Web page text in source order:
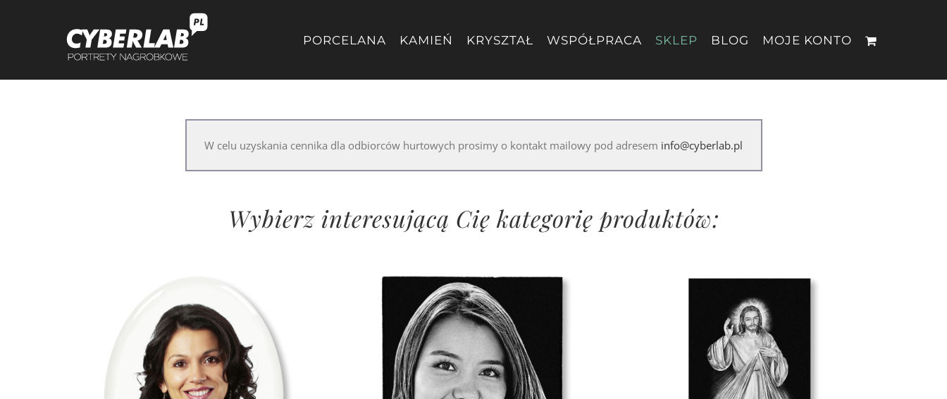
PORCELANA KAMIEŃ KRYSZTAŁ WSPÓŁPRACA SKLEP BLOG MOJE KONTO
W celu uzyskania cennika dla odbiorców hurtowych prosimy o kontakt mailowy pod adresem info@cyberlab.pl
Wybierz interesującą Cię kategorię produktów: